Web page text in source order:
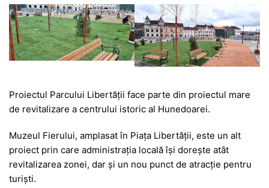
Proiectul Parcului Libertății face parte din proiectul mare
de revitalizare a centrului istoric al Hunedoarei.
Muzeul Fierului, amplasat în Piața Libertății, este un alt
proiect prin care administrația locală își dorește atât
revitalizarea zonei, dar și un nou punct de atracție pentru
turiști.